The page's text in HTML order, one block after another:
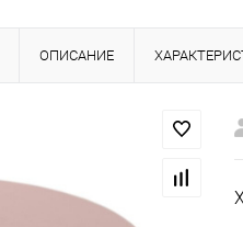
ОПИСАНИЕ